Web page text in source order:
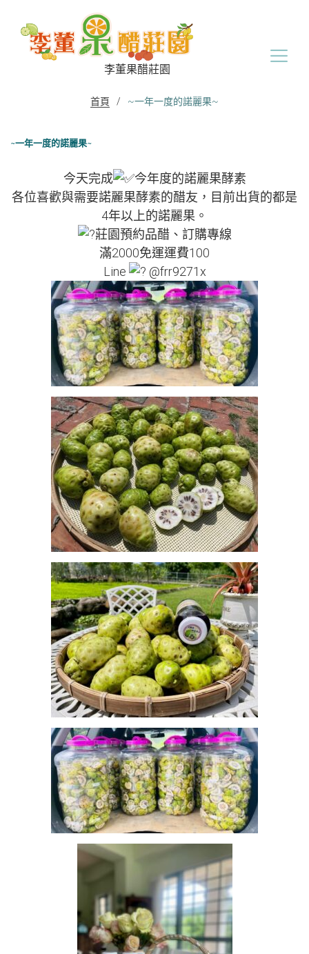
content
李董果醋莊園
首頁 / ~一年一度的諾麗果~
~一年一度的諾麗果~
今天完成
今年度的諾麗果酵素
各位喜歡與需要諾麗果酵素的醋友，目前出貨的都是
4年以上的諾麗果。
莊園預約品醋、訂購專線
滿2000免運運費100
Line
@frr9271x